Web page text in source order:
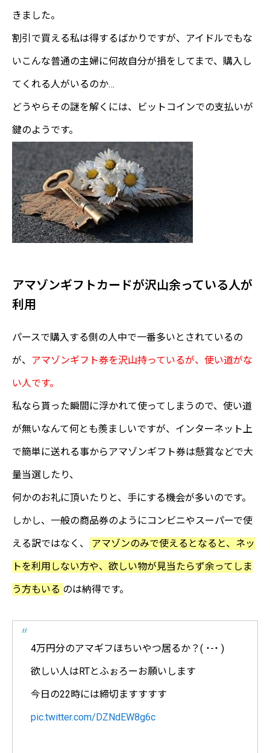
きました。
割引で買える私は得するばかりですが、アイドルでもな
いこんな普通の主婦に何故自分が損をしてまで、購入し
てくれる人がいるのか…
どうやらその謎を解くには、ビットコインでの支払いが
鍵のようです。
アマゾンギフトカードが沢山余っている人が
利用
パースで購入する側の人中で一番多いとされているの
が、 アマゾンギフト券を沢山持っているが、使い道がな
い人です。
私なら貰った瞬間に浮かれて使ってしまうので、使い道
が無いなんて何とも羨ましいですが、インターネット上
で簡単に送れる事からアマゾンギフト券は懸賞などで大
量当選したり、
何かのお礼に頂いたりと、手にする機会が多いのです。
しかし、一般の商品券のようにコンビニやスーパーで使
える訳ではなく、
アマゾンのみで使えるとなると、ネッ
トを利用しない方や、欲しい物が見当たらず余ってしま
う方もいる のは納得です。
4万円分のアマギフほちいやつ居るか？( ˙-˙ )
欲しい人はRTとふぉろーお願いします
今日の22時には締切ますすすす
pic.twitter.com/DZNdEW8g6c